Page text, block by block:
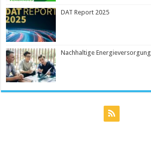
DAT Report 2025
Nachhaltige Energieversorgung